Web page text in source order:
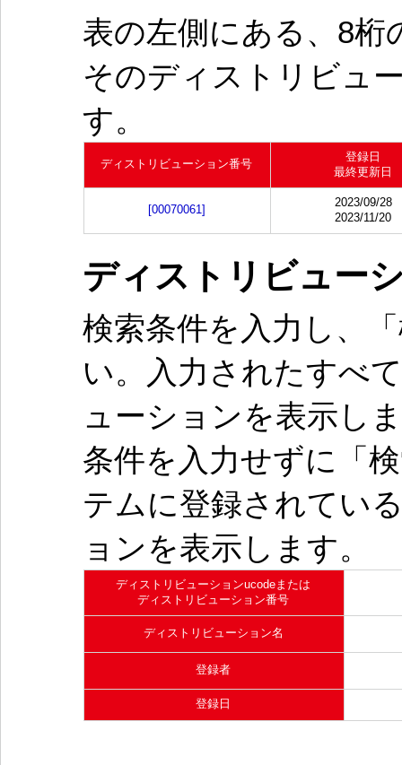
表の左側にある、8桁
そのディストリビュ
す。
ディストリビューション番号
登録日
最終更新日
[00070061]
2023/09/28
2023/11/20
ディストリビュー
検索条件を入力し、
い。入力されたすべ
ューションを表示し
条件を入力せずに「
テムに登録されてい
ョンを表示します。
ディストリビューションucodeまたは
ディストリビューション番号
ディストリビューション名
登録者
登録日